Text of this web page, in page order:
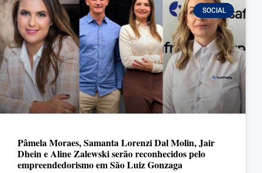
SOCIAL
Pâmela Moraes, Samanta Lorenzi Dal Molin, Jair
Dhein e Aline Zalewski serão reconhecidos pelo
empreendedorismo em São Luiz Gonzaga